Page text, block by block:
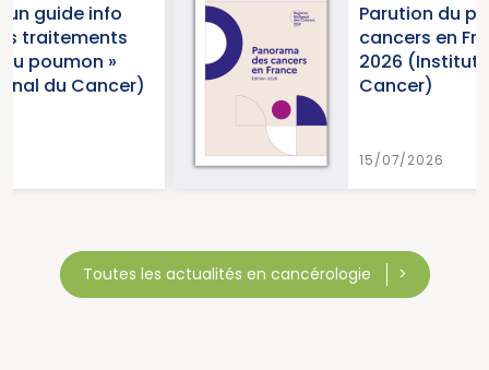
Parution du panorama des
cancers en France, édition
2026 (Institut National du
Cancer)
15/07/2026
Toutes les actualités en cancérologie